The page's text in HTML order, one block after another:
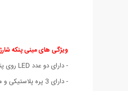
ویژگی های مینی پنکه
- دارای دو عدد LED روی پنکه به صورت رقص نور و چشمک زن رنگی
- دارای 3 پره پلاستیکی و مستحکم جهت بیشترین میزان هوا دهی